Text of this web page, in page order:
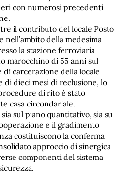
con numerosi precedenti
il contributo del locale Posto
nell’ambito della medesima
la stazione ferroviaria
marocchino di 55 anni sul
di carcerazione della locale
di dieci mesi di reclusione, lo
di rito è stato
casa circondariale.
sul piano quantitativo, sia su
e il gradimento
costituiscono la conferma
approccio di sinergica
componenti del sistema